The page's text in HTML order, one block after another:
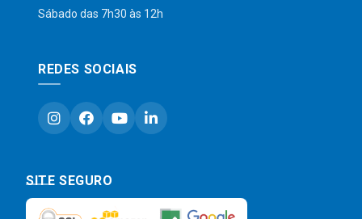
Sábado das 7h30 às 12h
REDES SOCIAIS
SITE SEGURO